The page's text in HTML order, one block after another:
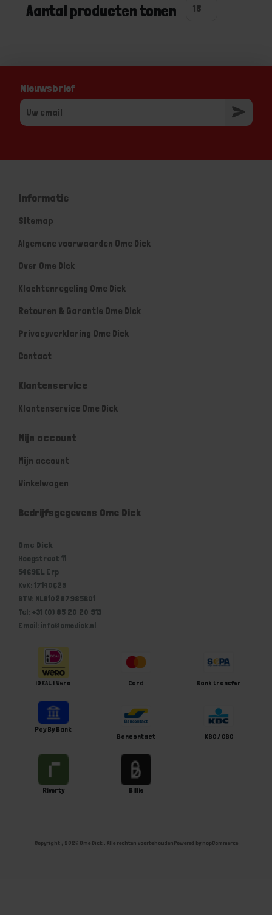
Aantal producten tonen
Nieuwsbrief
Informatie
Sitemap
Algemene voorwaarden Ome Dick
Over Ome Dick
Klachtenregeling Ome Dick
Retouren & Garantie Ome Dick
Privacyverklaring Ome Dick
Contact
Klantenservice
Klantenservice Ome Dick
Mijn account
Mijn account
Winkelwagen
Bedrijfsgegevens Ome Dick
Ome Dick
Hoogstraat 11
5469EL Erp
KvK: 17140625
BTW: NL810287985B01
Tel: +31 (0) 85 20 20 913
Email: info@omedick.nl
iDEAL | Wero Card Bank transfer
Pay By Bank
Bancontact
KBC / CBC
Riverty Billie
Copyright ; 2026 Ome Dick . Alle rechten voorbehoudenPowered by nopCommerce